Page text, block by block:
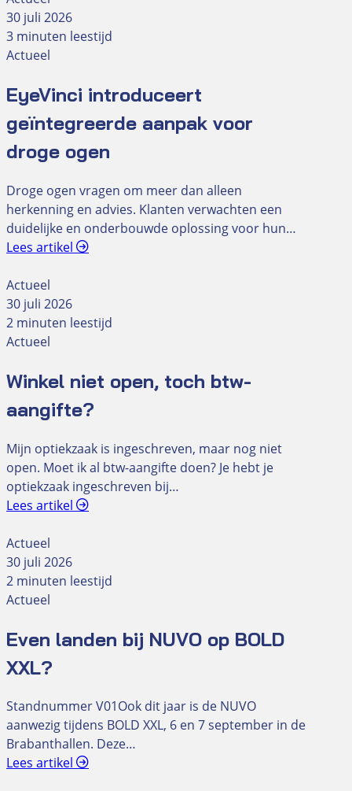
30 juli 2026
3 minuten leestijd
Actueel
EyeVinci introduceert
geïntegreerde aanpak voor
droge ogen
Droge ogen vragen om meer dan alleen
herkenning en advies. Klanten verwachten een
duidelijke en onderbouwde oplossing voor hun…
Lees artikel
Actueel
30 juli 2026
2 minuten leestijd
Actueel
Winkel niet open, toch btw-
aangifte?
Mijn optiekzaak is ingeschreven, maar nog niet
open. Moet ik al btw-aangifte doen? Je hebt je
optiekzaak ingeschreven bij…
Lees artikel
Actueel
30 juli 2026
2 minuten leestijd
Actueel
Even landen bij NUVO op BOLD
XXL?
Standnummer V01Ook dit jaar is de NUVO
aanwezig tijdens BOLD XXL, 6 en 7 september in de
Brabanthallen. Deze…
Lees artikel